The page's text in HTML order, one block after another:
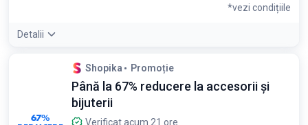
*vezi condițiile
Detalii
Detaliile ofertei:Alegeți o eșarfă care nu este deja la
reducere pentru a primi broșa gratuit
Valabil doar pentru eșarfele la preț neredus
67%
Shopika Promoție
Până la 67% reducere la accesorii și
bijuterii
Verificat acum 21 ore